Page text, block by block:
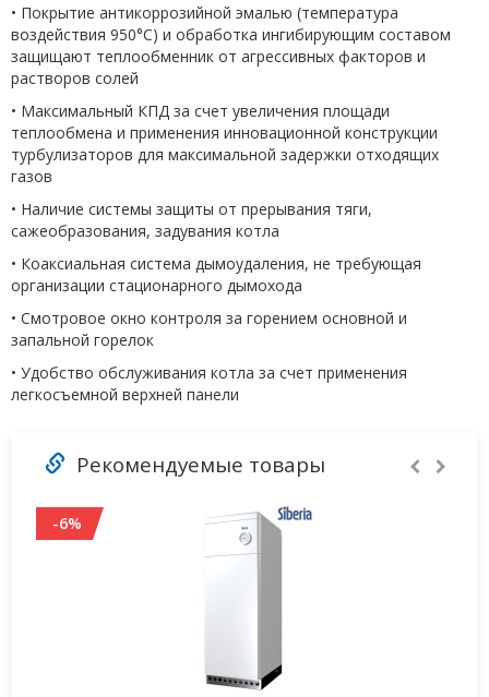
• Покрытие антикоррозийной эмалью (температура
воздействия 950°С) и обработка ингибирующим составом
защищают теплообменник от агрессивных факторов и
растворов солей
• Максимальный КПД за счет увеличения площади
теплообмена и применения инновационной конструкции
турбулизаторов для максимальной задержки отходящих
газов
• Наличие системы защиты от прерывания тяги,
сажеобразования, задувания котла
• Коаксиальная система дымоудаления, не требующая
организации стационарного дымохода
• Смотровое окно контроля за горением основной и
запальной горелок
• Удобство обслуживания котла за счет применения
легкосъемной верхней панели
Рекомендуемые товары
-6%